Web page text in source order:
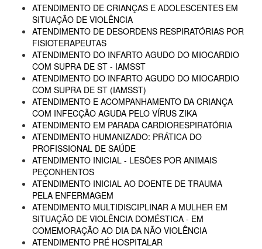
ATENDIMENTO DE CRIANÇAS E ADOLESCENTES EM
SITUAÇÃO DE VIOLÊNCIA
ATENDIMENTO DE DESORDENS RESPIRATÓRIAS POR
FISIOTERAPEUTAS
ATENDIMENTO DO INFARTO AGUDO DO MIOCARDIO
COM SUPRA DE ST - IAMSST
ATENDIMENTO DO INFARTO AGUDO DO MIOCARDIO
COM SUPRA DE ST (IAMSST)
ATENDIMENTO E ACOMPANHAMENTO DA CRIANÇA
COM INFECÇÃO AGUDA PELO VÍRUS ZIKA
ATENDIMENTO EM PARADA CARDIORESPIRATÓRIA
ATENDIMENTO HUMANIZADO: PRÁTICA DO
PROFISSIONAL DE SAÚDE
ATENDIMENTO INICIAL - LESÕES POR ANIMAIS
PEÇONHENTOS
ATENDIMENTO INICIAL AO DOENTE DE TRAUMA
PELA ENFERMAGEM
ATENDIMENTO MULTIDISCIPLINAR A MULHER EM
SITUAÇÃO DE VIOLÊNCIA DOMÉSTICA - EM
COMEMORAÇÃO AO DIA DA NÃO VIOLÊNCIA
ATENDIMENTO PRÉ HOSPITALAR